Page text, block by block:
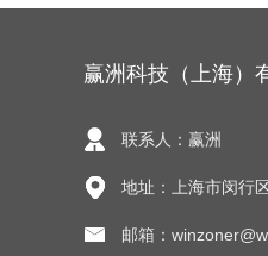
赢洲科技（上海）
联系人：赢洲
地址：上海市闵行
邮箱：